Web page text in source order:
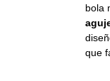
bola
que